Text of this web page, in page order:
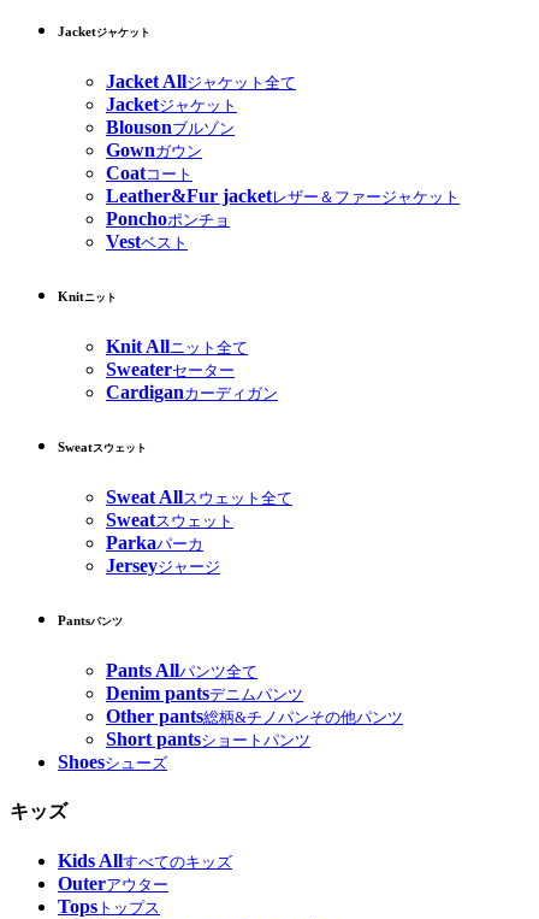
Jacketジャケット
Jacket Allジャケット全て
Jacketジャケット
Blousonブルゾン
Gownガウン
Coatコート
Leather&Fur jacketレザー＆ファージャケット
Ponchoポンチョ
Vestベスト
Knitニット
Knit Allニット全て
Sweaterセーター
Cardiganカーディガン
Sweatスウェット
Sweat Allスウェット全て
Sweatスウェット
Parkaパーカ
Jerseyジャージ
Pantsパンツ
Pants Allパンツ全て
Denim pantsデニムパンツ
Other pants総柄&チノパンその他パンツ
Short pantsショートパンツ
Shoesシューズ
キッズ
Kids Allすべてのキッズ
Outerアウター
Tops トップス